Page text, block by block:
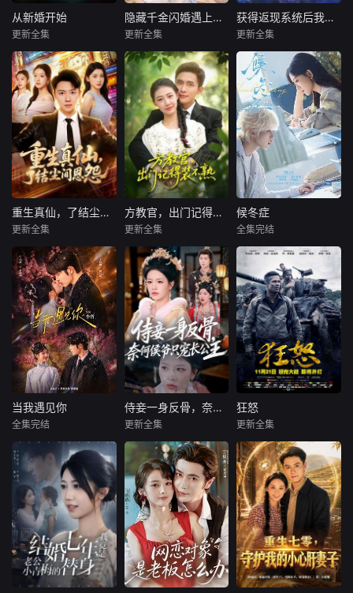
从新婚开始
暂无内容
从新婚开始
更新全集
隐藏千金闪婚遇上裴先生
暂无内容
隐藏千金闪婚遇上裴先生
更新全集
获得返现系统后我成了万人迷
暂无内容
获得返现系统后我成了万人迷
更新全集
重生真仙，了结尘间恩怨
暂无内容
重生真仙，了结尘间恩怨
更新全集
方教官，出门记得装不熟
暂无内容
方教官，出门记得装不熟
更新全集
候冬症
暂无简介
候冬症
全集完结
当我遇见你
暂无简介
当我遇见你
全集完结
侍妾一身反骨，奈何侯爷只宠长公主
暂无内容
侍妾一身反骨，奈何侯爷只宠长公主
更新全集
狂怒
希亚·拉博夫
罗根·勒曼
1945年4月，德国
纳粹已成强弩之
末，第二次世界大
战即将落下帷幕，
战火正转向德国本
土。绰号“战争老
爹”的坦克小队队长
狂怒
更新全集